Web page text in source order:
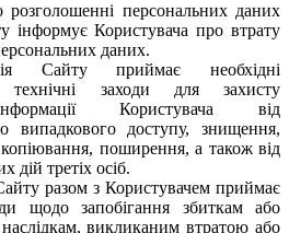
персональних даних
інформує Користувача про втрату
даних.
Сайту приймає необхідні
технічні заходи для захисту
Користувача від
випадкового доступу, знищення,
поширення, а також від
дій третіх осіб.
разом з Користувачем приймає
щодо запобігання збиткам або
викликаним втратою або